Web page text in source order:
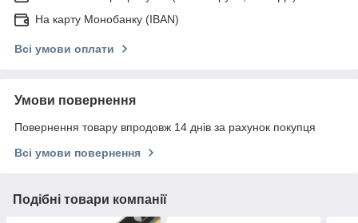
На карту Монобанку (IBAN)
Всі умови оплати
Умови повернення
Повернення товару впродовж 14 днів за рахунок покупця
Всі умови повернення
Подібні товари компанії